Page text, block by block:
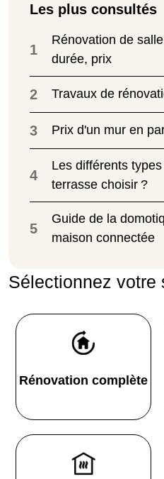
Les plus consultés
1
Rénovation de
durée, prix
2 Travaux de
3 Prix d'un mur en
4
Les différents
terrasse choisir ?
5
Guide de la
maison connectée
Sélectionnez votre
Rénovation complète